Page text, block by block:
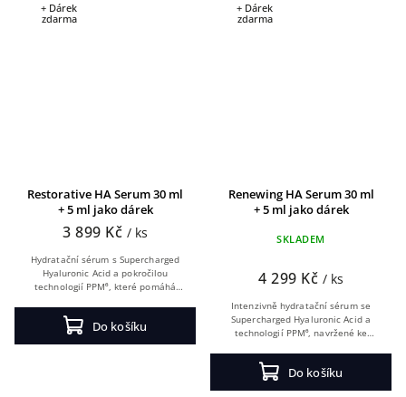
+ Dárek
zdarma
Restorative HA Serum 30 ml
+ 5 ml jako dárek
3 899 Kč / ks
Do košíku
Hydratační sérum s Supercharged
Hyaluronic Acid a pokročilou
technologií PPM⁶, které pomáhá
její přirozenou obnovu a zklidnění a
přispívá k...
+ Dárek
zdarma
Renewing HA Serum 30 ml
+ 5 ml jako dárek
SKLADEM
4 299 Kč / ks
Do košíku
Intenzivně hydratační sérum se
Supercharged Hyaluronic Acid a
technologií PPM⁶, navržené ke
celkovému pocitu hladkosti. Sérum
přispívá ke...